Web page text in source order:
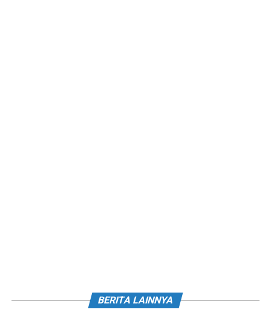
BERITA LAINNYA